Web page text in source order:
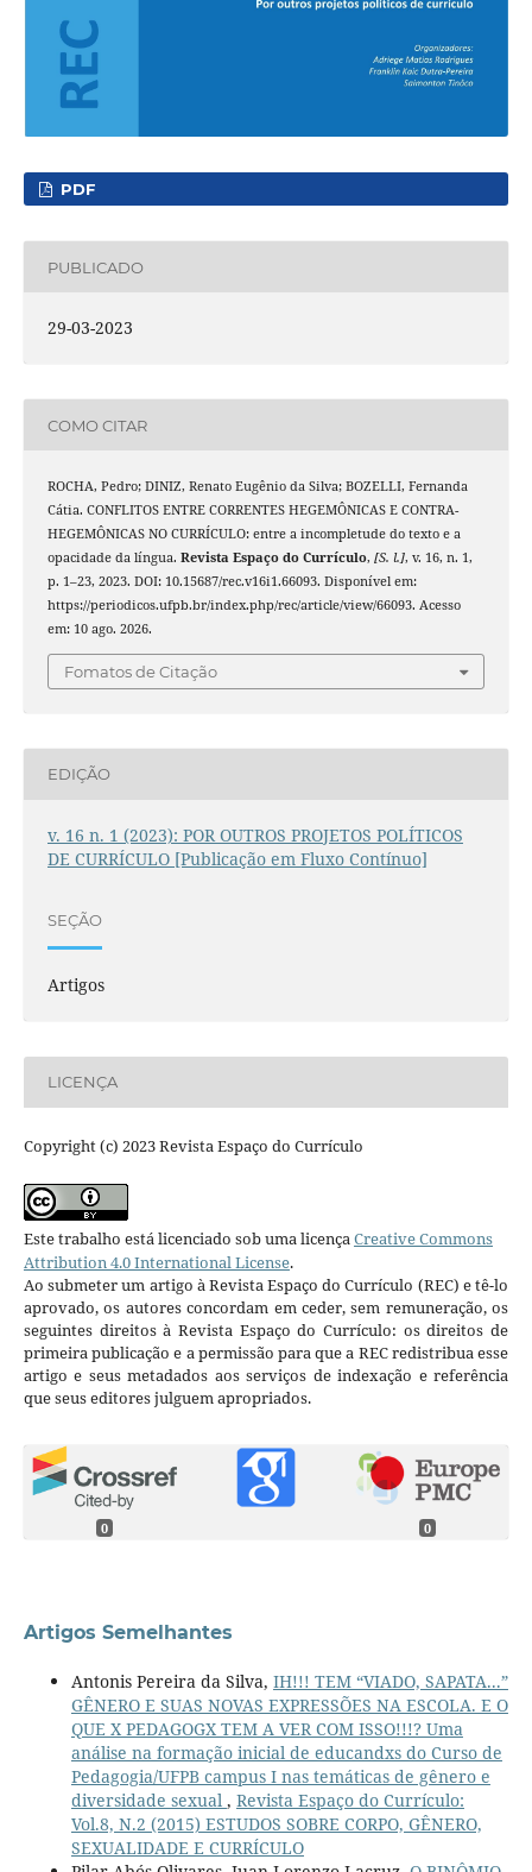
PDF
PUBLICADO
29-03-2023
COMO CITAR
ROCHA, Pedro; DINIZ, Renato Eugênio da Silva; BOZELLI, Fernanda
Cátia. CONFLITOS ENTRE CORRENTES HEGEMÔNICAS E CONTRA-
HEGEMÔNICAS NO CURRÍCULO: entre a incompletude do texto e a
opacidade da língua. Revista Espaço do Currículo, [S. l.], v. 16, n. 1,
p. 1–23, 2023. DOI: 10.15687/rec.v16i1.66093. Disponível em:
https://periodicos.ufpb.br/index.php/rec/article/view/66093. Acesso
em: 10 ago. 2026.
Fomatos de Citação
EDIÇÃO
v. 16 n. 1 (2023): POR OUTROS PROJETOS POLÍTICOS
DE CURRÍCULO [Publicação em Fluxo Contínuo]
SEÇÃO
Artigos
LICENÇA
Copyright (c) 2023 Revista Espaço do Currículo
Este trabalho está licenciado sob uma licençaCreative Commons
Attribution 4.0 International License.
Ao submeter um artigo à Revista Espaço do Currículo (REC) e tê-lo
aprovado, os autores concordam em ceder, sem remuneração, os
seguintes direitos à Revista Espaço do Currículo: os direitos de
primeira publicação e a permissão para que a REC redistribua esse
artigo e seus metadados aos serviços de indexação e referência
que seus editores julguem apropriados.
0 0
Artigos Semelhantes
Antonis Pereira da Silva, IH!!! TEM “VIADO, SAPATA...”
GÊNERO E SUAS NOVAS EXPRESSÕES NA ESCOLA. E O
QUE X PEDAGOGX TEM A VER COM ISSO!!!? Uma
análise na formação inicial de educandxs do Curso de
Pedagogia/UFPB campus I nas temáticas de gênero e
diversidade sexual , Revista Espaço do Currículo:
Vol.8, N.2 (2015) ESTUDOS SOBRE CORPO, GÊNERO,
SEXUALIDADE E CURRÍCULO